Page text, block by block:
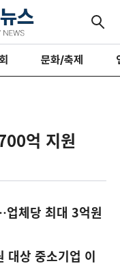
문화/축제
억 지원
체당 최대 3억원
대상 중소기업 이